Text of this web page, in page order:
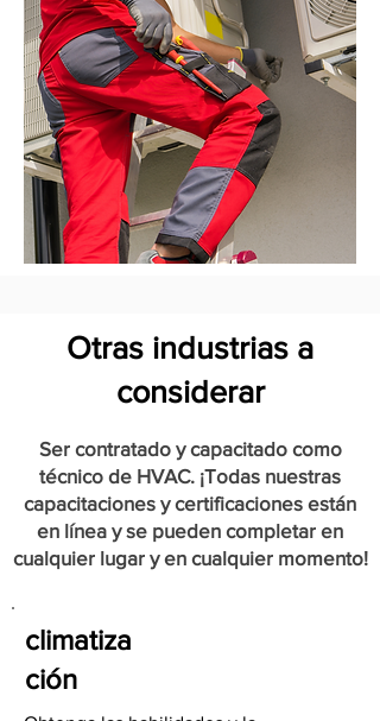
Otras industrias a
considerar
Ser contratado y capacitado como
técnico de HVAC. ¡Todas nuestras
capacitaciones y certificaciones están
en línea y se pueden completar en
cualquier lugar y en cualquier momento!
climatiza
ción